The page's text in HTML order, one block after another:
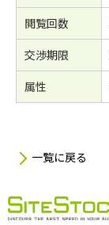
閲覧回数
交渉期限
属性
一覧に戻る